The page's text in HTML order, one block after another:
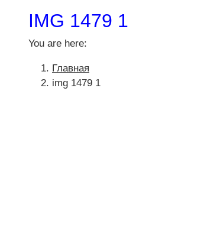
IMG 1479 1
You are here:
Главная
img 1479 1